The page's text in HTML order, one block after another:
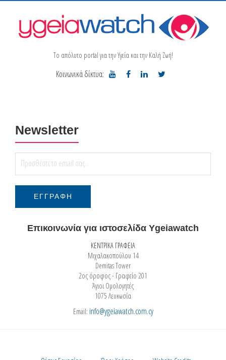
Το απόλυτο portal για την Υγεία και την Καλή Ζωή!
Κοινωνικά δίκτυα:
Newsletter
Επικοινωνία για ιστοσελίδα Ygeiawatch
ΚΕΝΤΡΙΚΑ ΓΡΑΦΕΙΑ
Μιχαλακοπούλου 14
Demitas Tower
2ος όροφος - Γραφείο 201
Άγιοι Ομολογητές
1075 Λευκωσία
Email: info@ygeiawatch.com.cy